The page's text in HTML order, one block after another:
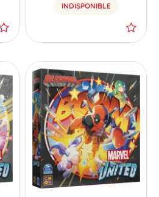
INDISPONIBLE